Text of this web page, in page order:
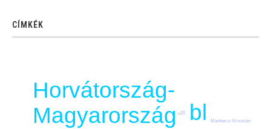
CÍMKÉK
bl
Horvátország-
Magyarország
Manhercz Krisztián
u20